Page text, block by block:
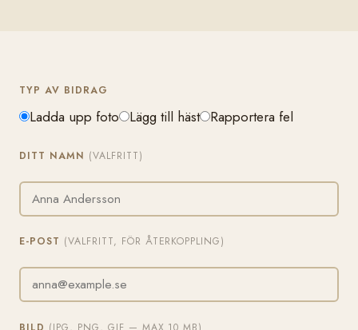
TYP AV BIDRAG
Ladda upp foto Lägg till häst Rapportera fel
DITT NAMN (VALFRITT)
E-POST (VALFRITT, FÖR ÅTERKOPPLING)